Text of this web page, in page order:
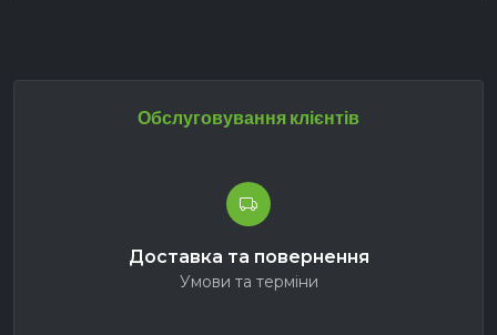
Обслуговування клієнтів
Доставка та повернення
Умови та терміни